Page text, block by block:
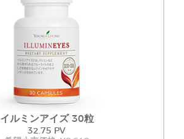
イルミンアイズ 30粒
32.75 PV